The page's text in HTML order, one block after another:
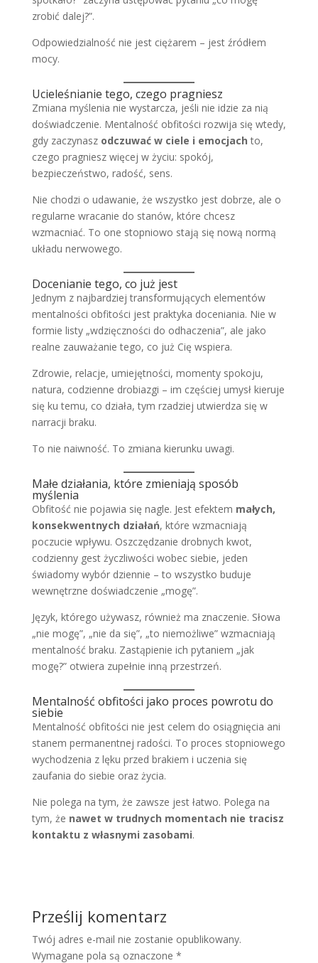
zrobić dalej?”.
Odpowiedzialność nie jest ciężarem – jest źródłem
mocy.
Ucieleśnianie tego, czego pragniesz
Zmiana myślenia nie wystarcza, jeśli nie idzie za nią
doświadczenie. Mentalność obfitości rozwija się wtedy,
gdy zaczynasz odczuwać w ciele i emocjach to,
czego pragniesz więcej w życiu: spokój,
bezpieczeństwo, radość, sens.
Nie chodzi o udawanie, że wszystko jest dobrze, ale o
regularne wracanie do stanów, które chcesz
wzmacniać. To one stopniowo stają się nową normą
układu nerwowego.
Docenianie tego, co już jest
Jednym z najbardziej transformujących elementów
mentalności obfitości jest praktyka doceniania. Nie w
formie listy „wdzięczności do odhaczenia”, ale jako
realne zauważanie tego, co już Cię wspiera.
Zdrowie, relacje, umiejętności, momenty spokoju,
natura, codzienne drobiazgi – im częściej umysł kieruje
się ku temu, co działa, tym rzadziej utwierdza się w
narracji braku.
To nie naiwność. To zmiana kierunku uwagi.
Małe działania, które zmieniają sposób
myślenia
Obfitość nie pojawia się nagle. Jest efektem małych,
konsekwentnych działań, które wzmacniają
poczucie wpływu. Oszczędzanie drobnych kwot,
codzienny gest życzliwości wobec siebie, jeden
świadomy wybór dziennie – to wszystko buduje
wewnętrzne doświadczenie „mogę”.
Język, którego używasz, również ma znaczenie. Słowa
„nie mogę”, „nie da się”, „to niemożliwe” wzmacniają
mentalność braku. Zastąpienie ich pytaniem „jak
mogę?” otwiera zupełnie inną przestrzeń.
Mentalność obfitości jako proces powrotu do
siebie
Mentalność obfitości nie jest celem do osiągnięcia ani
stanem permanentnej radości. To proces stopniowego
wychodzenia z lęku przed brakiem i uczenia się
zaufania do siebie oraz życia.
Nie polega na tym, że zawsze jest łatwo. Polega na
tym, że nawet w trudnych momentach nie tracisz
kontaktu z własnymi zasobami.
Prześlij komentarz
Twój adres e-mail nie zostanie opublikowany.
Wymagane pola są oznaczone *